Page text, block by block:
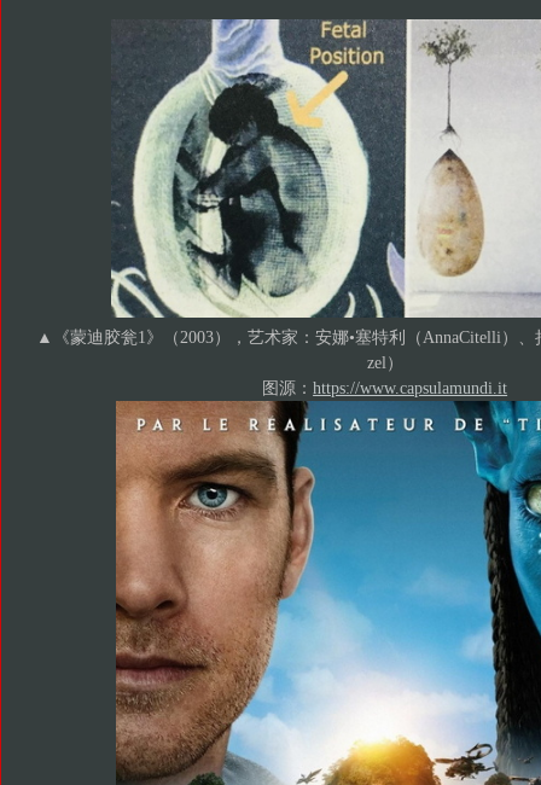
▲《蒙迪胶瓮1》（2003），艺术家：安娜•塞特利（AnnaCitelli）、
zel）
图源：https://www.capsulamundi.it